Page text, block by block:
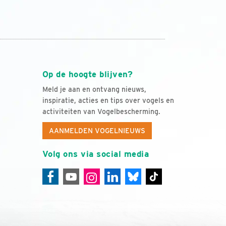
Op de hoogte blijven?
Meld je aan en ontvang nieuws,
inspiratie, acties en tips over vogels en
activiteiten van Vogelbescherming.
AANMELDEN VOGELNIEUWS
Volg ons via social media